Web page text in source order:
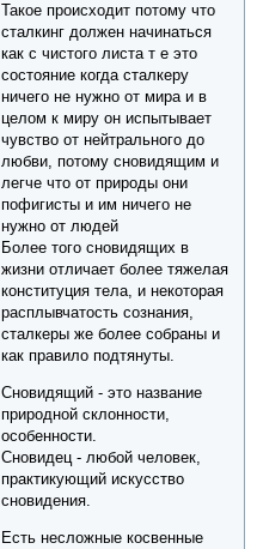
Такое происходит потому что
сталкинг должен начинаться
как с чистого листа т е это
состояние когда сталкеру
ничего не нужно от мира и в
целом к миру он испытывает
чувство от нейтрального до
любви, потому сновидящим и
легче что от природы они
пофигисты и им ничего не
нужно от людей
Более того сновидящих в
жизни отличает более тяжелая
конституция тела, и некоторая
расплывчатость сознания,
сталкеры же более собраны и
как правило подтянуты.
Сновидящий - это название
природной склонности,
особенности.
Сновидец - любой человек,
практикующий искусство
сновидения.
Есть несложные косвенные